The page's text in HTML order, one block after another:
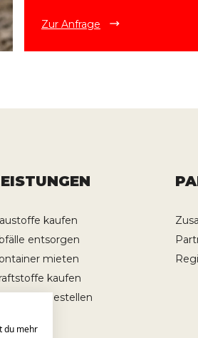
Zur Anfrage
kaufen
entsorgen
mieten
kaufen
bestellen
du mehr